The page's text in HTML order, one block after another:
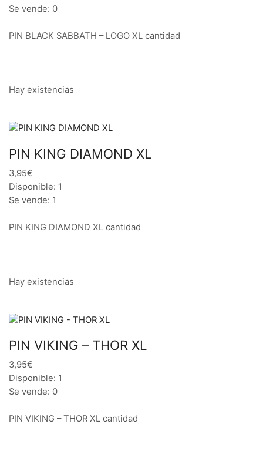
Se vende: 0
PIN BLACK SABBATH – LOGO XL cantidad
Hay existencias
PIN KING DIAMOND XL
3,95€
Disponible: 1
Se vende: 1
PIN KING DIAMOND XL cantidad
Hay existencias
PIN VIKING – THOR XL
3,95€
Disponible: 1
Se vende: 0
PIN VIKING – THOR XL cantidad